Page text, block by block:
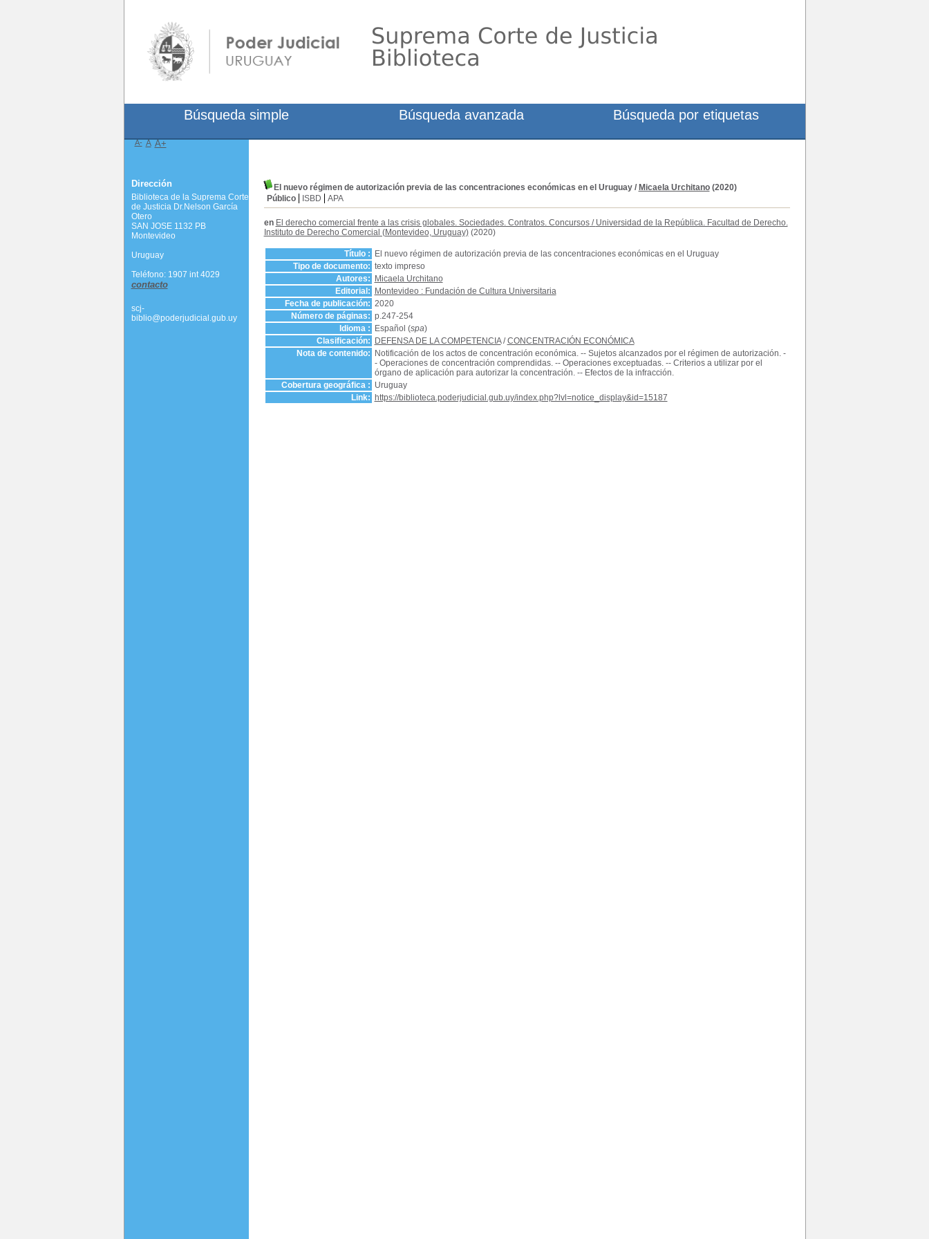
El nuevo régimen de autorización previa de las concentraciones económicas en el Uruguay/ Micaela Urchitano(2020)
Público
ISBD APA
en El derecho comercial frente a las crisis globales. Sociedades. Contratos. Concursos/ Universidad de la República. Facultad de Derecho.
Instituto de Derecho Comercial (Montevideo, Uruguay)(2020)
Título :
El nuevo régimen de autorización previa de las concentraciones económicas en el Uruguay
Tipo de documento: texto impreso
Autores:
Micaela Urchitano
Editorial:
Montevideo : Fundación de Cultura Universitaria
Fecha de publicación: 2020
Número de páginas: p.247-254
Idioma :
Español (spa)
Clasificación:
DEFENSA DE LA COMPETENCIA/CONCENTRACIÓN ECONÓMICA
Nota de contenido:
Notificación de los actos de concentración económica. -- Sujetos alcanzados por el régimen de autorización. -
- Operaciones de concentración comprendidas. -- Operaciones exceptuadas. -- Criterios a utilizar por el
órgano de aplicación para autorizar la concentración. -- Efectos de la infracción.
Cobertura geográfica : Uruguay
Link:
https://biblioteca.poderjudicial.gub.uy/index.php?lvl=notice_display&id=15187
Búsqueda simple Búsqueda avanzada Búsqueda por etiquetas
A- A A+
Dirección
Biblioteca de la Suprema Corte
de Justicia Dr.Nelson García
Otero
SAN JOSE 1132 PB
Montevideo
Uruguay
Teléfono: 1907 int 4029
contacto
scj-
biblio@poderjudicial.gub.uy